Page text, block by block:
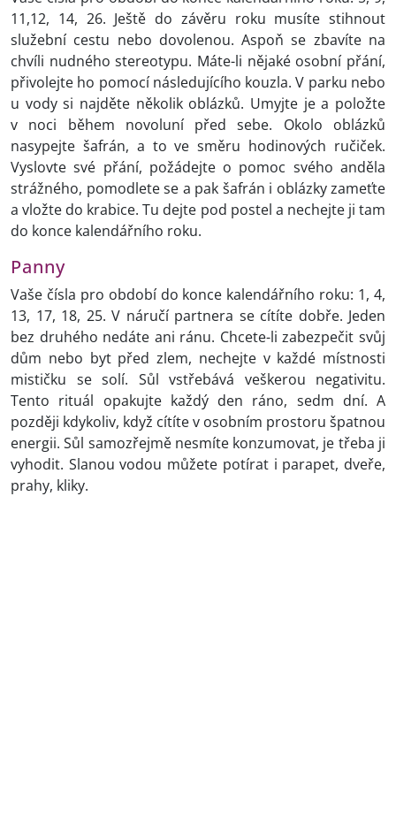
11,12, 14, 26. Ještě do závěru roku musíte stihnout
služební cestu nebo dovolenou. Aspoň se zbavíte na
chvíli nudného stereotypu. Máte-li nějaké osobní přání,
přivolejte ho pomocí následujícího kouzla. V parku nebo
u vody si najděte několik oblázků. Umyjte je a položte
v noci během novoluní před sebe. Okolo oblázků
nasypejte šafrán, a to ve směru hodinových ručiček.
Vyslovte své přání, požádejte o pomoc svého anděla
strážného, pomodlete se a pak šafrán i oblázky zameťte
a vložte do krabice. Tu dejte pod postel a nechejte ji tam
do konce kalendářního roku.
Panny
Vaše čísla pro období do konce kalendářního roku: 1, 4,
13, 17, 18, 25. V náručí partnera se cítíte dobře. Jeden
bez druhého nedáte ani ránu. Chcete-li zabezpečit svůj
dům nebo byt před zlem, nechejte v každé místnosti
mističku se solí. Sůl vstřebává veškerou negativitu.
Tento rituál opakujte každý den ráno, sedm dní. A
později kdykoliv, když cítíte v osobním prostoru špatnou
energii. Sůl samozřejmě nesmíte konzumovat, je třeba ji
vyhodit. Slanou vodou můžete potírat i parapet, dveře,
prahy, kliky.